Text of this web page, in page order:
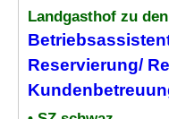
Landgasthof zu
Reservierung/